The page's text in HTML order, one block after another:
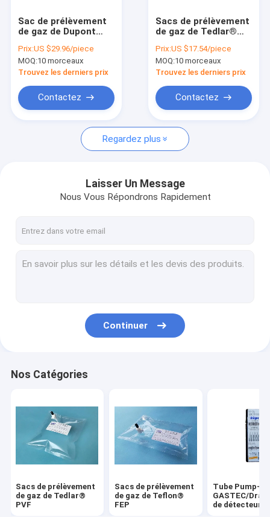
Demande de soumission
Sacs de prélèvement de gaz de Tedlar® PVF
Sacs de prélèvement de gaz de Teflon® FEP
Sacs de prélèvement de gaz à plusieurs couches (nouveaux
Sacs de prélèvement de gaz de Kynar PVDF
Sacs de prélèvement de gaz de Fluode
Sac de prélèvement
de gaz de Dupont
configurations OD
(4.76mm/7mm) de
valve du septum pp
de pp TDL71_30L
Prix:US $29.96/piece
MOQ:10 morceaux
Trouvez les derniers prix
Contactez
Sacs de prélèvement
de gaz de Tedlar®
PTFE valve
"Marche/Arrêt"
TDL32C_4L Dupont
d'échantillon d'air)
Prix:US $17.54/piece
MOQ:10 morceaux
Trouvez les derniers prix
Contactez
Regardez plus
Laisser Un Message
Nous Vous Répondrons Rapidement
Continuer
Nos Catégories
Sacs de prélèvement
de gaz de Tedlar®
PVF
Sacs de prélèvement
de gaz de Teflon®
FEP
Tube Pump-
GASTEC/
de détecteur